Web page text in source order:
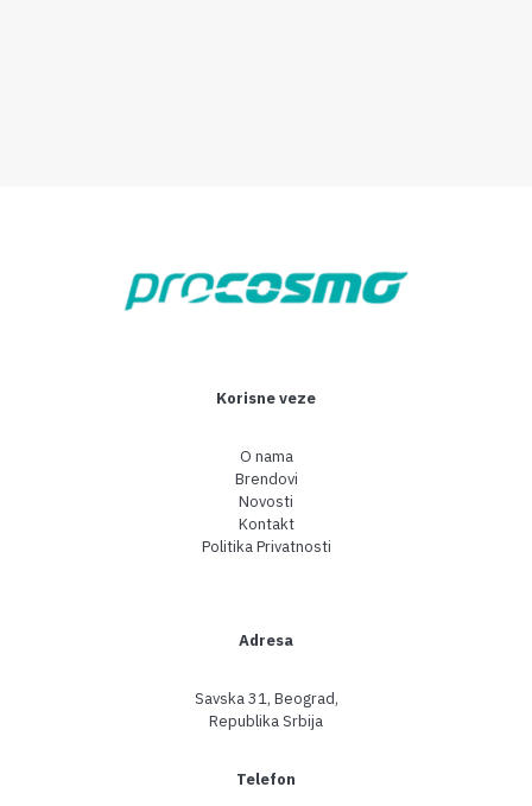
Korisne veze
O nama
Brendovi
Novosti
Kontakt
Politika Privatnosti
Adresa
Savska 31, Beograd,
Republika Srbija
Telefon